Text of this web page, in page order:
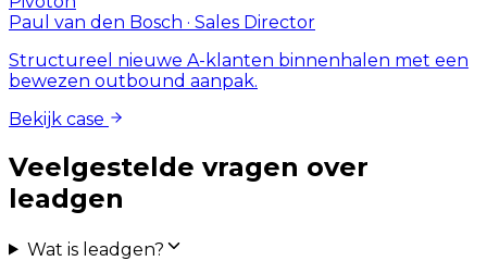
Paul van den Bosch · Sales Director
Structureel nieuwe A-klanten binnenhalen met een
bewezen outbound aanpak.
Bekijk case
Veelgestelde vragen over
leadgen
Wat is leadgen?